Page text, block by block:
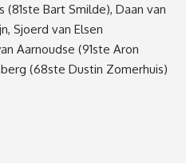
(81ste Bart Smilde), Daan van
Sjoerd van Elsen
Aarnoudse (91ste Aron
(68ste Dustin Zomerhuis)